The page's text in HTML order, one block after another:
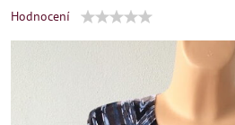
Hodnocení